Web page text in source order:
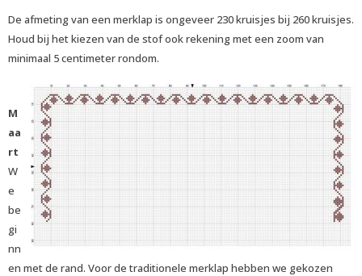
De afmeting van een merklap is ongeveer 230 kruisjes bij 260 kruisjes.
Houd bij het kiezen van de stof ook rekening met een zoom van
minimaal 5 centimeter rondom.
M
aa
rt
W
e
be
gi
nn
en met de rand. Voor de traditionele merklap hebben we gekozen